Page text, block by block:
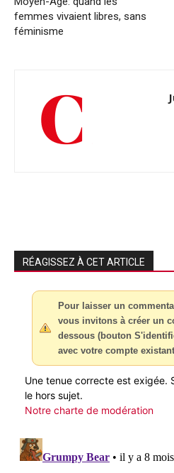
femmes vivaient libres, sans
féminisme
RÉAGISSEZ À CET ARTICLE
Pour laisser un
vous invitons à créer un
dessous (bouton
avec votre compte
Une tenue correcte est exigée.
le hors sujet.
Notre charte de modération